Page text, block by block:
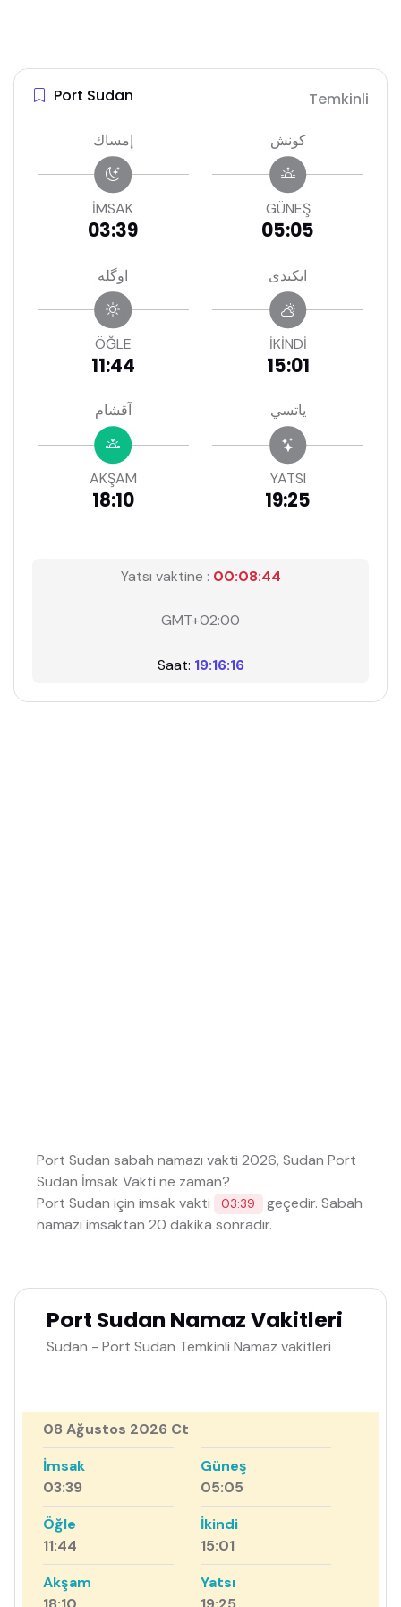
Port Sudan Temkinli
إمساك
İMSAK
03:39
كونش
GÜNEŞ
05:05
اوگله
ÖĞLE
11:44
ايكندى
İKİNDİ
15:01
آقشام
AKŞAM
18:10
ياتسي
YATSI
19:25
Yatsı vaktine : 00:08:43
GMT+02:00
Saat: 19:16:17
Port Sudan sabah namazı vakti 2026, Sudan Port
Sudan İmsak Vakti ne zaman?
Port Sudan için imsak vakti
03:39
geçedir. Sabah
namazı imsaktan 20 dakika sonradır.
Port Sudan Namaz Vakitleri
Sudan - Port Sudan Temkinli Namaz vakitleri
08 Ağustos 2026 Ct
İmsak
03:39
Güneş
05:05
Öğle
11:44
İkindi
15:01
Akşam
Yatsı